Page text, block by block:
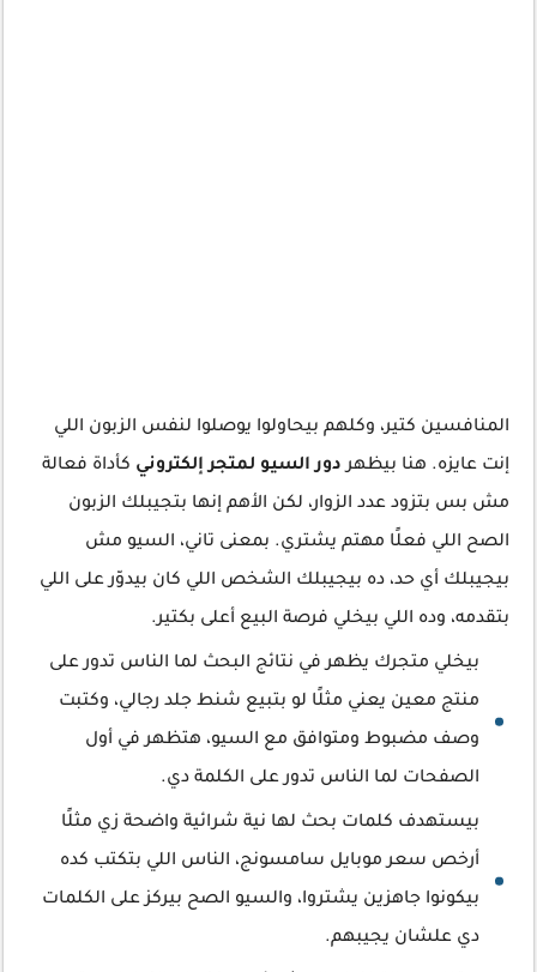
المنافسين كتير، وكلهم بيحاولوا يوصلوا لنفس الزبون اللي
إنت عايزه. هنا بيظهردور السيو لمتجر إلكتروني كأداة فعالة
مش بس بتزود عدد الزوار، لكن الأهم إنها بتجيبلك الزبون
الصح اللي فعلًا مهتم يشتري. بمعنى تاني، السيو مش
بيجيبلك أي حد، ده بيجيبلك الشخص اللي كان بيدوّر على اللي
بتقدمه، وده اللي بيخلي فرصة البيع أعلى بكتير.
بيخلي متجرك يظهر في نتائج البحث لما الناس تدور على
منتج معين يعني مثلًا لو بتبيع شنط جلد رجالي، وكتبت
وصف مضبوط ومتوافق مع السيو، هتظهر في أول
الصفحات لما الناس تدور على الكلمة دي.
بيستهدف كلمات بحث لها نية شرائية واضحة زي مثلًا
أرخص سعر موبايل سامسونج، الناس اللي بتكتب كده
بيكونوا جاهزين يشتروا، والسيو الصح بيركز على الكلمات
دي علشان يجيبهم.